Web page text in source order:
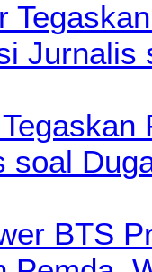
soal